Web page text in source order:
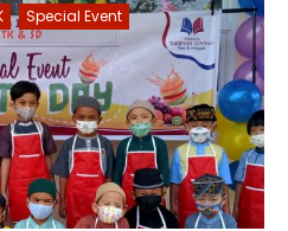
Special Event